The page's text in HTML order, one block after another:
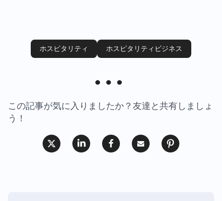
ホスピタリティ ホスピタリティビジネス
この記事が気に入りましたか？友達と共有しましょ
う！